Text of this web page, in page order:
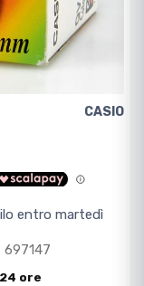
CASIO
entro martedì
697147
ore